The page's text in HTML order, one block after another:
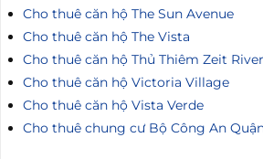
Cho thuê căn hộ The Sun Avenue
Cho thuê căn hộ The Vista
Cho thuê căn hộ Thủ Thiêm Zeit River
Cho thuê căn hộ Victoria Village
Cho thuê căn hộ Vista Verde
Cho thuê chung cư Bộ Công An